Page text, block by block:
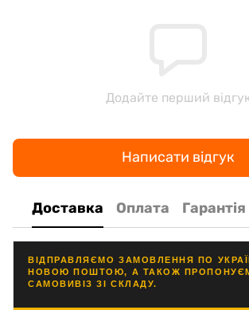
Додайте перший
Написати відгук
Доставка Оплата Гарантія
ВІДПРАВЛЯЄМО ЗАМОВЛЕННЯ ПО
НОВОЮ ПОШТОЮ, А ТАКОЖ
САМОВИВІЗ ЗІ СКЛАДУ.